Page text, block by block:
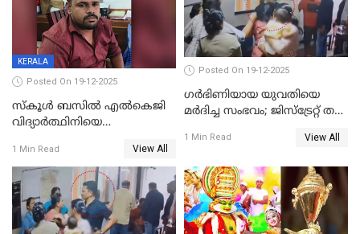
KERALA
Posted On 19-12-2025
സ്കൂൾ ബസിൽ എൽകെജി
വിദ്യാര്‍ത്ഥിനിയെ
ക്ലീനര്‍ പിടിയിൽ
1 Min Read View All
Posted On 19-12-2025
ഗര്‍ഭിണിയായ യുവതിയെ
മര്‍ദിച്ച സംഭവം; ജിസ്‌ട്രേറ്റ് തല
യുവതി
1 Min Read View All